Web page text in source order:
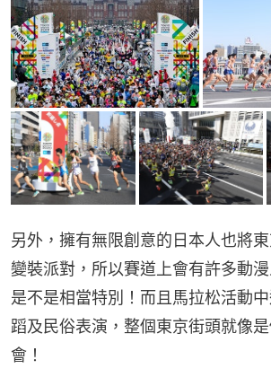
另外，擁有無限創意的日本人也將
變裝派對，所以賽道上會有許多動漫
是不是相當特別！而且馬拉松活動
蹈及民俗表演，整個東京街頭就像
會！